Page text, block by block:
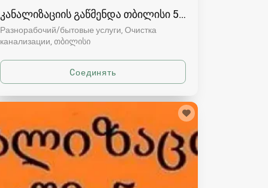
კანალიზაციის გაწმენდა თბილისი 557554000
Разнорабочий/бытовые услуги, Очистка
канализации თბილისი